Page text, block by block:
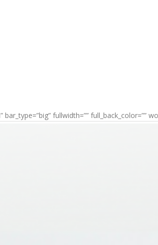
fullwidth=”” full_back_color=””